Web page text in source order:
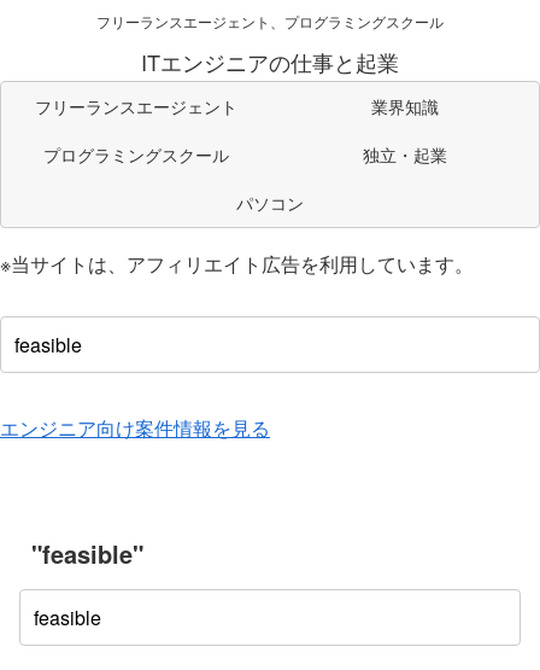
フリーランスエージェント、プログラミングスクール
ITエンジニアの仕事と起業
フリーランスエージェント
業界知識
プログラミングスクール
独立・起業
パソコン
※当サイトは、アフィリエイト広告を利用しています。
エンジニア向け案件情報を見る
"feasible"